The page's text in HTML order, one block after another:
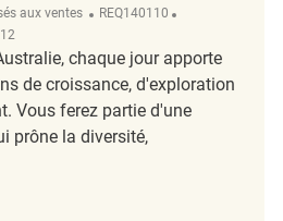
aux ventes ReqId
REQ140110
chaque jour apporte
de croissance, d'exploration
Vous ferez partie d'une
prône la diversité,
Associate REQ140110